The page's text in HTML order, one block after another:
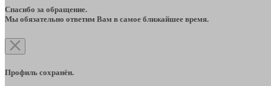
Спасибо за обращение.
Мы обязательно ответим Вам в самое ближайшее время.
Профиль сохранён.